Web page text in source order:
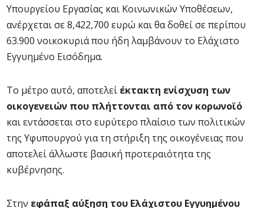
Υπουργείου Εργασίας και Κοινωνικών Υποθέσεων,
ανέρχεται σε 8,422,700 ευρώ και θα δοθεί σε περίπου
63.900 νοικοκυριά που ήδη λαμβάνουν το Ελάχιστο
Εγγυημένο Εισόδημα.
Το μέτρο αυτό, αποτελεί έκτακτη ενίσχυση των
οικογενειών που πλήττονται από τον κορωνοϊό
και εντάσσεται στο ευρύτερο πλαίσιο των πολιτικών
της Υφυπουργού για τη στήριξη της οικογένειας που
αποτελεί άλλωστε βασική προτεραιότητα της
κυβέρνησης.
Στην εφάπαξ αύξηση του Ελάχιστου Εγγυημένου